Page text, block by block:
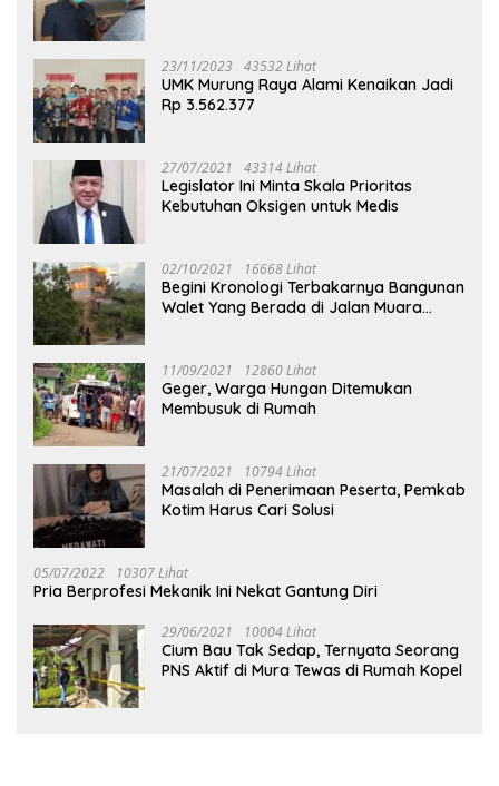
23/11/2023 43532 Lihat
UMK Murung Raya Alami Kenaikan Jadi
Rp 3.562.377
27/07/2021 43314 Lihat
Legislator Ini Minta Skala Prioritas
Kebutuhan Oksigen untuk Medis
02/10/2021 16668 Lihat
Begini Kronologi Terbakarnya Bangunan
Walet Yang Berada di Jalan Muara
11/09/2021 12860 Lihat
Geger, Warga Hungan Ditemukan
Membusuk di Rumah
21/07/2021 10794 Lihat
Masalah di Penerimaan Peserta, Pemkab
Kotim Harus Cari Solusi
05/07/2022 10307 Lihat
Pria Berprofesi Mekanik Ini Nekat Gantung Diri
29/06/2021 10004 Lihat
Cium Bau Tak Sedap, Ternyata Seorang
PNS Aktif di Mura Tewas di Rumah Kopel